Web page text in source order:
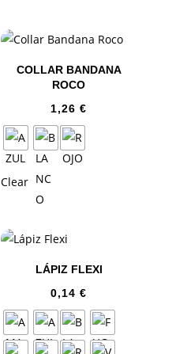
COLLAR BANDANA
ROCO
1,26€
Clear
LÁPIZ FLEXI
0,14€